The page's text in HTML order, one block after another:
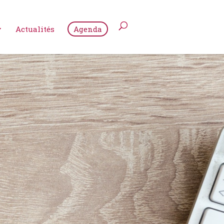
Actualités Agenda